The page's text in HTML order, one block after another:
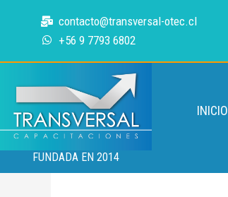
contacto@transversal-otec.cl
+56 9 7793 6802
FUNDADA EN 2014
INICIO